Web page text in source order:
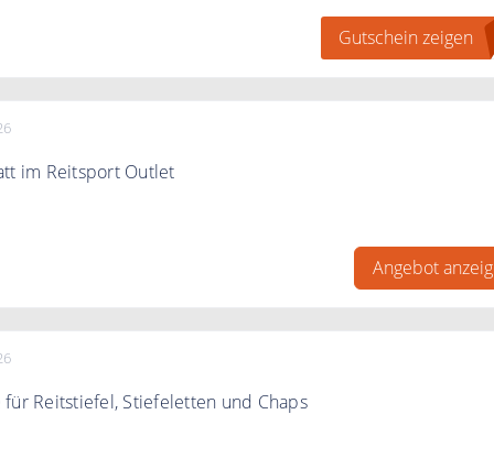
Gutschein zeigen
im Reitsport Outlet
Angebot
Reitstiefel, Stiefeletten und Chaps